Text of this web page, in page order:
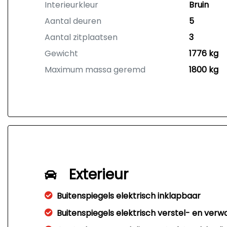
Interieurkleur
Bruin
Aantal deuren
5
Aantal zitplaatsen
3
Gewicht
1776 kg
Maximum massa geremd
1800 kg
Exterieur
Buitenspiegels elektrisch inklapbaar
Buitenspiegels elektrisch verstel- en